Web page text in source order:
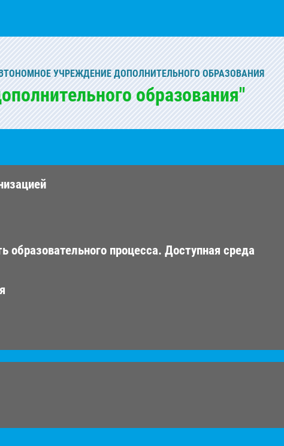
УЧРЕЖДЕНИЕ ДОПОЛНИТЕЛЬНОГО ОБРАЗОВАНИЯ
образования"
образовательного процесса. Доступная среда